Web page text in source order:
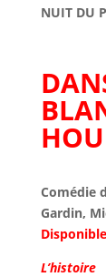
NUIT DU
Comédie
Gardin,
L’histoire